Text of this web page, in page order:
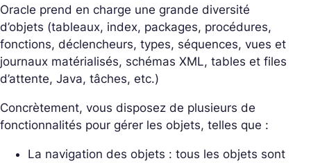
Oracle prend en charge une grande diversité
d’objets (tableaux, index, packages, procédures,
fonctions, déclencheurs, types, séquences, vues et
journaux matérialisés, schémas XML, tables et files
d’attente, Java, tâches, etc.)
Concrètement, vous disposez de plusieurs de
fonctionnalités pour gérer les objets, telles que :
La navigation des objets : tous les objets sont